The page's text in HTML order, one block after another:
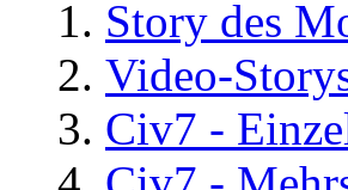
Story des
Video-
Civ7 -